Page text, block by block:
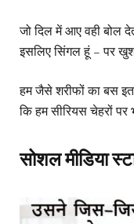
जो दिल में आए वही बोल
इसलिए सिंगल हूं – पर
हम जैसे शरीफों का बस
कि हम सीरियस चेहरों पर
सोशल मीडिया